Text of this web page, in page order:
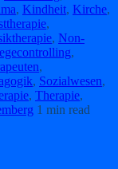
, Kindheit, Kirche,
,
, Non-
,
,
, Sozialwesen,
, Therapie,
1 min read